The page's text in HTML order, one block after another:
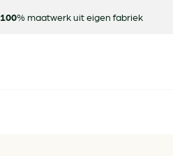
100% maatwerk uit eigen fabriek